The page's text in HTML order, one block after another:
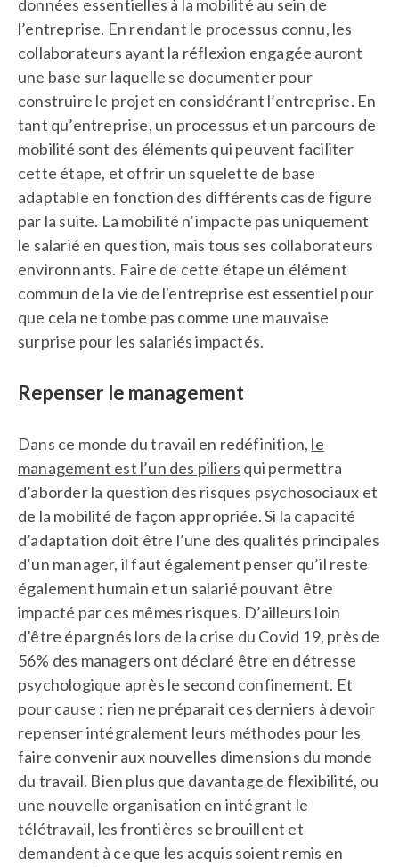
données essentielles à la mobilité au sein de
l’entreprise. En rendant le processus connu, les
collaborateurs ayant la réflexion engagée auront
une base sur laquelle se documenter pour
construire le projet en considérant l’entreprise. En
tant qu’entreprise, un processus et un parcours de
mobilité sont des éléments qui peuvent faciliter
cette étape, et offrir un squelette de base
adaptable en fonction des différents cas de figure
par la suite. La mobilité n’impacte pas uniquement
le salarié en question, mais tous ses collaborateurs
environnants. Faire de cette étape un élément
commun de la vie de l'entreprise est essentiel pour
que cela ne tombe pas comme une mauvaise
surprise pour les salariés impactés.
Repenser le management
Dans ce monde du travail en redéfinition, le
management est l’un des piliers qui permettra
d’aborder la question des risques psychosociaux et
de la mobilité de façon appropriée. Si la capacité
d’adaptation doit être l’une des qualités principales
d’un manager, il faut également penser qu’il reste
également humain et un salarié pouvant être
impacté par ces mêmes risques. D’ailleurs loin
d’être épargnés lors de la crise du Covid 19, près de
56% des managers ont déclaré être en détresse
psychologique après le second confinement. Et
pour cause : rien ne préparait ces derniers à devoir
repenser intégralement leurs méthodes pour les
faire convenir aux nouvelles dimensions du monde
du travail. Bien plus que davantage de flexibilité, ou
une nouvelle organisation en intégrant le
télétravail, les frontières se brouillent et
demandent à ce que les acquis soient remis en